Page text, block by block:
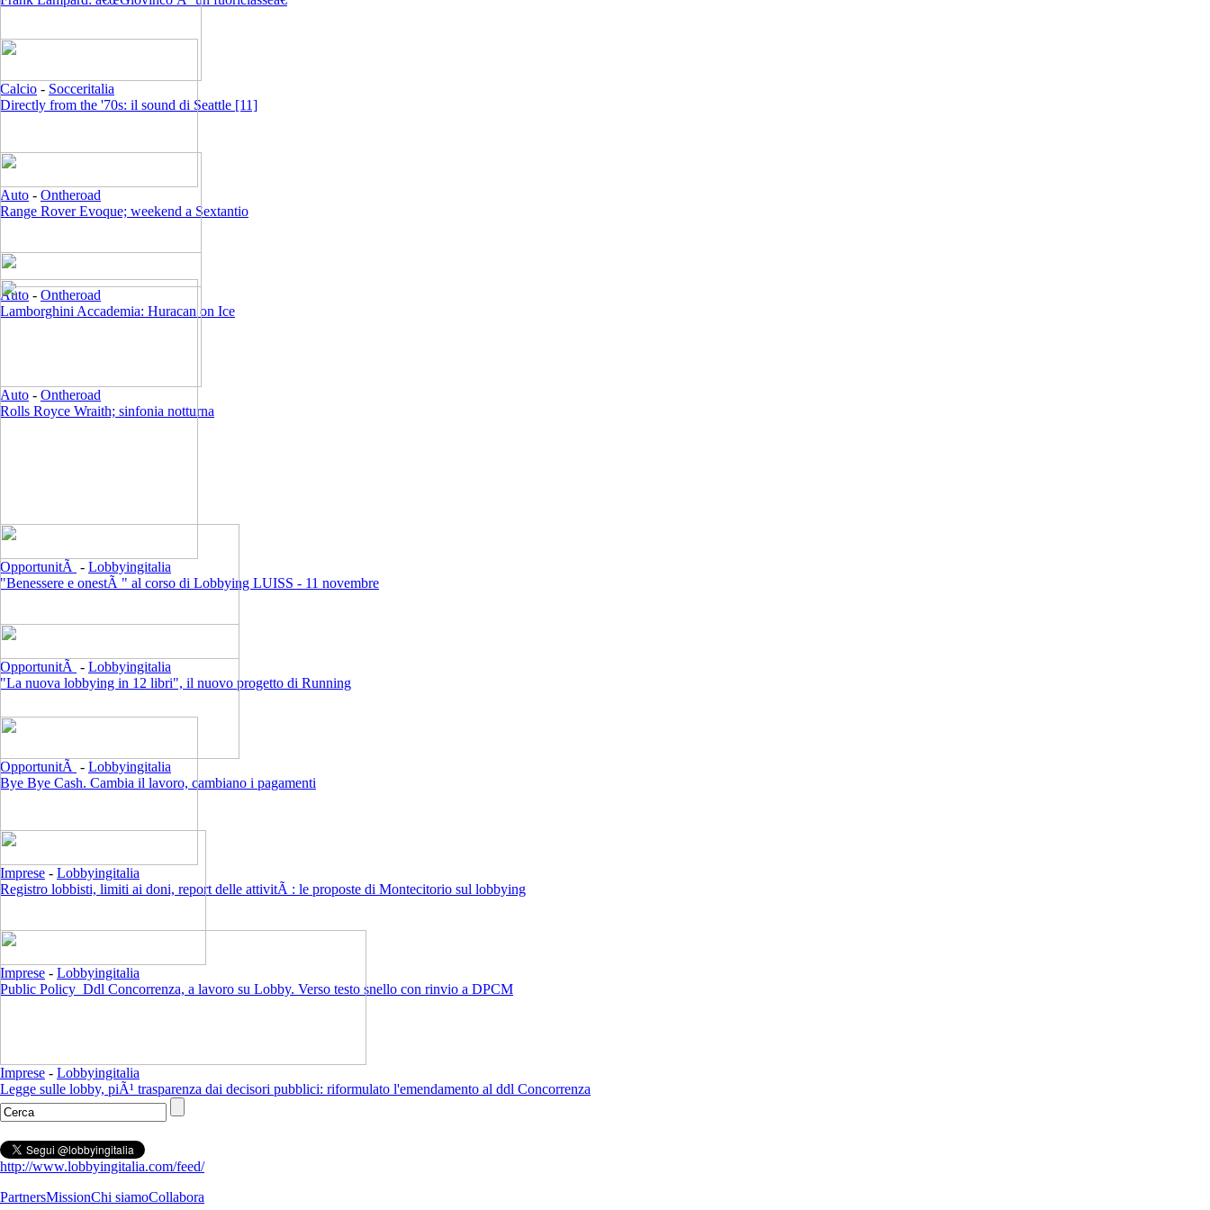
Calcio - Socceritalia
Directly from the '70s: il sound di Seattle [11]
Auto - Ontheroad
Range Rover Evoque; weekend a Sextantio
Auto - Ontheroad
Lamborghini Accademia: Huracan on Ice
Auto - Ontheroad
Rolls Royce Wraith; sinfonia notturna
OpportunitÃ - Lobbyingitalia
"Benessere e onestÃ " al corso di Lobbying LUISS - 11 novembre
OpportunitÃ - Lobbyingitalia
"La nuova lobbying in 12 libri", il nuovo progetto di Running
OpportunitÃ - Lobbyingitalia
Bye Bye Cash. Cambia il lavoro, cambiano i pagamenti
Imprese - Lobbyingitalia
Registro lobbisti, limiti ai doni, report delle attivitÃ : le proposte di Montecitorio sul lobbying
Imprese - Lobbyingitalia
Public Policy_Ddl Concorrenza, a lavoro su Lobby. Verso testo snello con rinvio a DPCM
Imprese - Lobbyingitalia
Legge sulle lobby, piÃ¹ trasparenza dai decisori pubblici: riformulato l'emendamento al ddl Concorrenza
http://www.lobbyingitalia.com/feed/
PartnersMissionChi siamoCollabora